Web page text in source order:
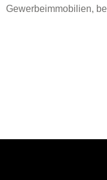
Gewerbeimmobilien,